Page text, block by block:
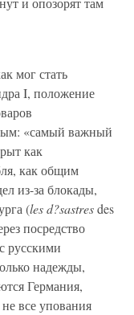
мог стать
I, положение
«самый важный
как
как общим
из-за блокады,
(les d?sastresdes
посредство
русскими
надежды,
Германия,
все упования